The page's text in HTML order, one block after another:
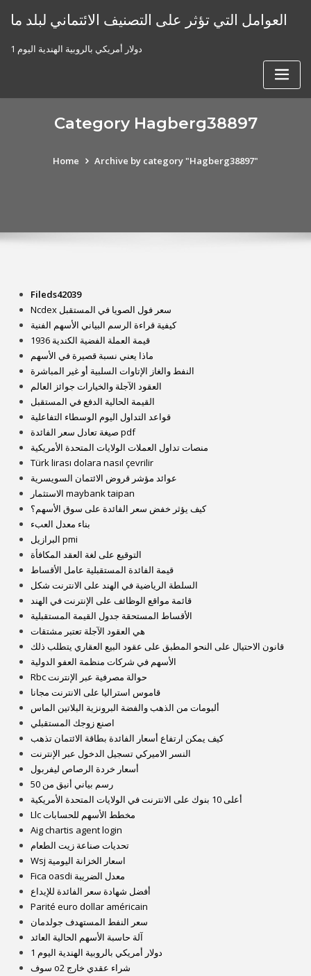
العوامل التي تؤثر على التصنيف الائتماني لبلد ما
1 دولار أمريكي بالروبية الهندية اليوم
Category Hagberg38897
Home Archive by category "Hagberg38897"
Fileds42039
Ncdex سعر فول الصويا في المستقبل
كيفية قراءة الرسم البياني الأسهم الفنية
1936 قيمة العملة الفضية الكندية
ماذا يعني نسبة قصيرة في الأسهم
النفط والغاز الإتاوات السلبية أو غير المباشرة
العقود الآجلة والخيارات جوائز العالم
القيمة الحالية الدفع في المستقبل
قواعد التداول اليوم الوسطاء التفاعلية
صيغة تعادل سعر الفائدة pdf
منصات تداول العملات الولايات المتحدة الأمريكية
Türk lirası dolara nasıl çevrilir
عوائد مؤشر قروض الائتمان السويسرية
الاستثمار maybank taipan
كيف يؤثر خفض سعر الفائدة على سوق الأسهم؟
بناء معدل العبء
البرازيل pmi
التوقيع على لغة العقد المكافأة
قيمة الفائدة المستقبلية عامل الأقساط
السلطة الرياضية في الهند على الانترنت شكل
قائمة مواقع الوظائف على الإنترنت في الهند
الأقساط المستحقة جدول القيمة المستقبلية
هي العقود الآجلة تعتبر مشتقات
قانون الاحتيال على النحو المطبق على عقود البيع العقاري يتطلب ذلك
الأسهم في شركات منظمة العفو الدولية
Rbc حوالة مصرفية عبر الإنترنت
قاموس استراليا على الانترنت مجانا
ألبومات من الذهب والفضة البرونزية البلاتين الماس
اصنع زوجك المستقبلي
كيف يمكن ارتفاع أسعار الفائدة بطاقة الائتمان تذهب
النسر الاميركي تسجيل الدخول عبر الإنترنت
أسعار خردة الرصاص ليفربول
رسم بياني أنيق من 50
أعلى 10 بنوك على الانترنت في الولايات المتحدة الأمريكية
Llc مخطط الأسهم للحسابات
Aig chartis agent login
تحديات صناعة زيت الطعام
Wsj اسعار الخزانة اليومية
Fica oasdi معدل الضريبة
أفضل شهادة سعر الفائدة للإيداع
Parité euro dollar américain
سعر النفط المستهدف جولدمان
آلة حاسبة الأسهم الحالية العائد
1 دولار أمريكي بالروبية الهندية اليوم
سوف o2 شراء عقدي خارج